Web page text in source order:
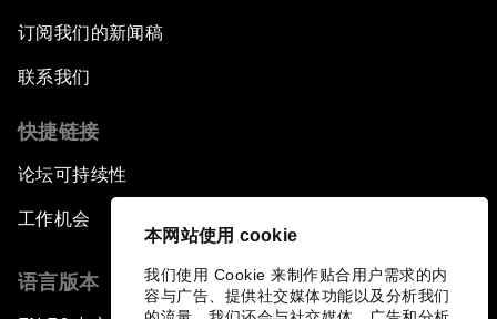
本网站使用 cookie
我们使用 Cookie 来制作贴合用户需求的内
容与广告、提供社交媒体功能以及分析我们
订阅我们的新闻稿
联系我们
快捷链接
论坛可持续性
工作机会
语言版本